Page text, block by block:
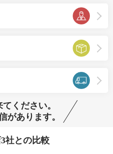
ください。
があります。
社との比較